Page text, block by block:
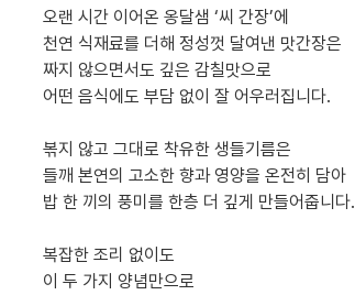
오랜 시간 이어온 옹달샘 ‘씨 간장’에
천연 식재료를 더해 정성껏 달여낸 맛간장은
짜지 않으면서도 깊은 감칠맛으로
어떤 음식에도 부담 없이 잘 어우러집니다.
볶지 않고 그대로 착유한 생들기름은
들깨 본연의 고소한 향과 영양을 온전히 담아
밥 한 끼의 풍미를 한층 더 깊게 만들어줍니다.
복잡한 조리 없이도
이 두 가지 양념만으로